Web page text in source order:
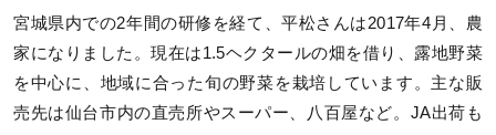
宮城県内での2年間の研修を経て、平松さんは2017年4月、農
家になりました。現在は1.5ヘクタールの畑を借り、露地野菜
を中心に、地域に合った旬の野菜を栽培しています。主な販
売先は仙台市内の直売所やスーパー、八百屋など。JA出荷も